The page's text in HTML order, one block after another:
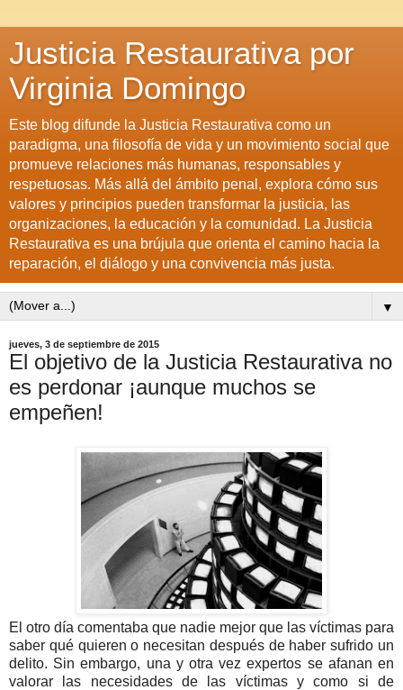
Justicia Restaurativa por
Virginia Domingo
Este blog difunde la Justicia Restaurativa como un
paradigma, una filosofía de vida y un movimiento social que
promueve relaciones más humanas, responsables y
respetuosas. Más allá del ámbito penal, explora cómo sus
valores y principios pueden transformar la justicia, las
organizaciones, la educación y la comunidad. La Justicia
Restaurativa es una brújula que orienta el camino hacia la
reparación, el diálogo y una convivencia más justa.
▼
jueves, 3 de septiembre de 2015
El objetivo de la Justicia Restaurativa no
es perdonar ¡aunque muchos se
empeñen!
El otro día comentaba que nadie mejor que las víctimas para
saber qué quieren o necesitan después de haber sufrido un
delito. Sin embargo, una y otra vez expertos se afanan en
valorar las necesidades de las víctimas y como si de